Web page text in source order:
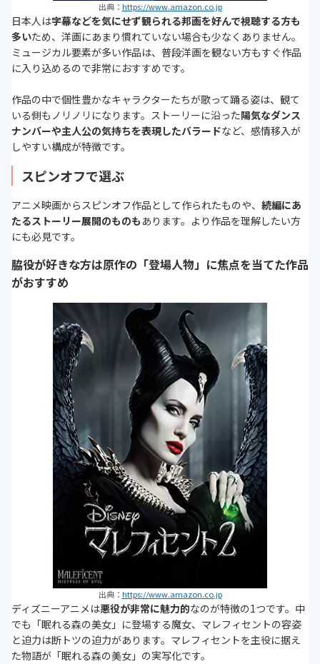
出典： https://www.amazon.co.jp
日本人は字幕などを気にせず観られる邦画を好んで視聴する方も
多いため、洋画にあまり慣れていない場合も少なくありません。
ミュージカル要素が多い作品は、普段洋画を観ない方もすぐ作品
に入り込めるので非常におすすめです。
作品の中で個性豊かなキャラクターたちが歌って踊る姿は、観て
いる側もノリノリになります。ストーリーに沿った陽気なダンス
ナンバーや主人公の気持ちを表現したバラードなど、感情移入が
しやすい構成が特徴です。
スピンオフで選ぶ
アニメ映画からスピンオフ作品として作られたものや、 続編にあ
たるストーリー展開のものも あります。より作品を理解したい方
にも必見です。
脇役が好きな方は原作の「登場人物」に焦点を当てた作品
がおすすめ
出典： https://www.amazon.co.jp
ディズニーアニメは悪役が非常に魅力的なのが特徴の1つです。中
でも「眠れる森の美女」に登場する魔女、マレフィセントの容姿
と迫力は断トツの迫力があります。マレフィセントを主役に据え
た物語が「眠れる森の美女」の実写化です。